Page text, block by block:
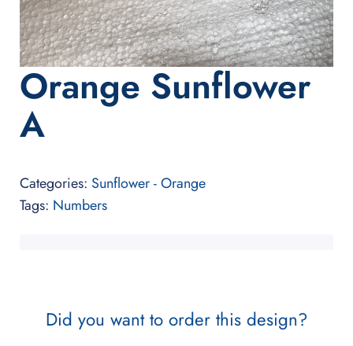
Orange Sunflower
A
Categories: Sunflower - Orange
Tags: Numbers
Did you want to order this design?